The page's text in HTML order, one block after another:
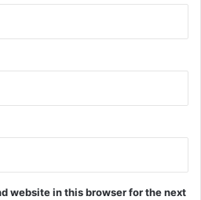
website in this browser for the next